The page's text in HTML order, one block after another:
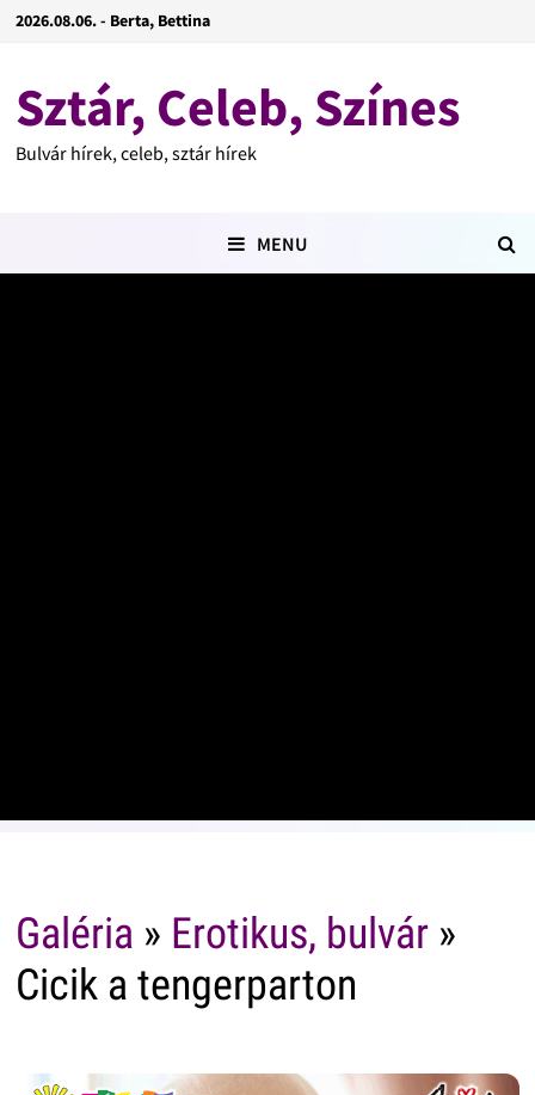
2026.08.06. - Berta, Bettina
Sztár, Celeb, Színes
Bulvár hírek, celeb, sztár hírek
MENU
Galéria » Erotikus, bulvár»
Cicik a tengerparton